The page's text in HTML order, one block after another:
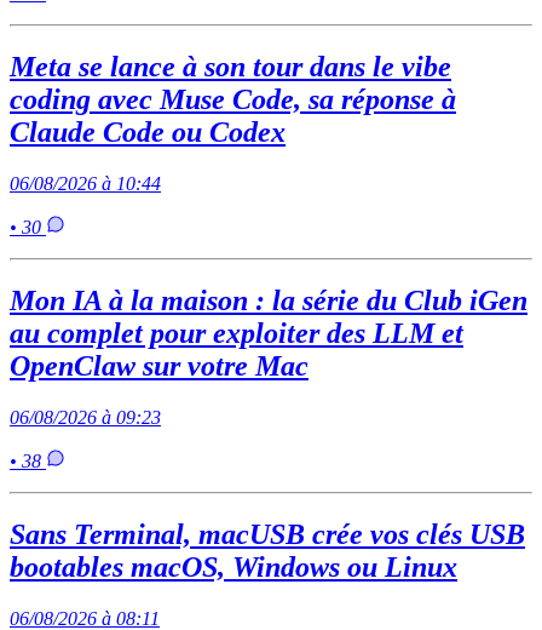
Meta se lance à son tour dans le vibe
coding avec Muse Code, sa réponse à
Claude Code ou Codex
06/08/2026 à 10:44
• 30
Mon IA à la maison : la série du Club iGen
au complet pour exploiter des LLM et
OpenClaw sur votre Mac
06/08/2026 à 09:23
• 38
Sans Terminal, macUSB crée vos clés USB
bootables macOS, Windows ou Linux
06/08/2026 à 08:11